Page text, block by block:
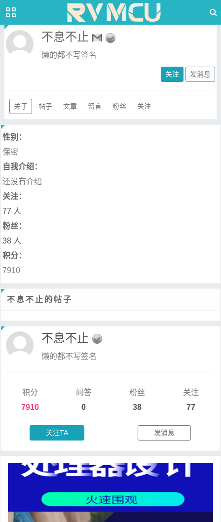
不息不止
懒的都不写签名
关注 发消息
关于 帖子 文章 留言 粉丝 关注
性别：
保密
自我介绍：
还没有介绍
关注：
77 人
粉丝：
38 人
积分：
7910
不息不止的帖子
不息不止
懒的都不写签名
积分
7910
问答
0
粉丝
38
关注
77
关注TA 发消息